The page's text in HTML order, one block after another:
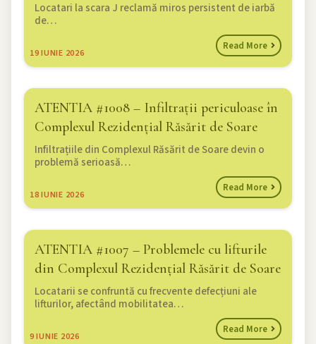
19IUNIE 2026
Locatari la scara J reclamă miros persistent de iarbă
de…
Read More
ATENTIA #1008 – Infiltrații periculoase în
Complexul Rezidențial Răsărit de Soare
18IUNIE 2026
Infiltrațiile din Complexul Răsărit de Soare devin o
problemă serioasă…
Read More
ATENTIA #1007 – Problemele cu lifturile
din Complexul Rezidențial Răsărit de Soare
9 IUNIE 2026
Locatarii se confruntă cu frecvente defecțiuni ale
lifturilor, afectând mobilitatea…
Read More